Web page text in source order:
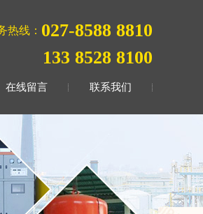
热线： 027-8588 8810
133 8528 8100
在线留言 联系我们